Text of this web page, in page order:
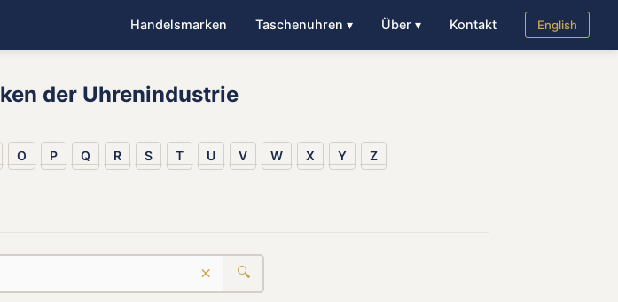
Handelsmarken Taschenuhren ▾ Über ▾ Kontakt English
der Uhrenindustrie
O P Q R S T U V W X Y Z
× 🔍